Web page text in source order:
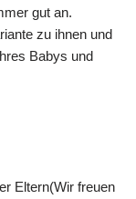
gut an.
zu ihnen und
Babys und
Eltern(Wir freuen